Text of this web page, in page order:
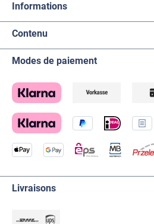
Informations
Contenu
Modes de paiement
Livraisons